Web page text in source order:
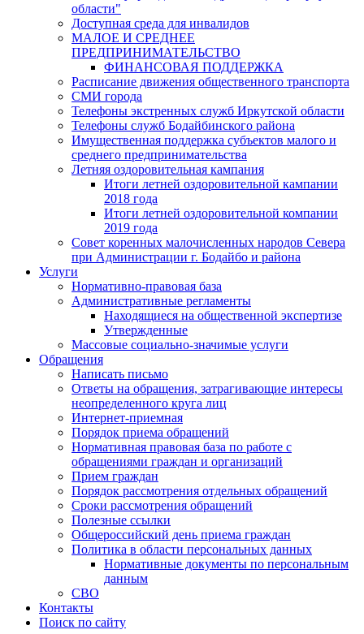
области"
Доступная среда для инвалидов
МАЛОЕ И СРЕДНЕЕ
ПРЕДПРИНИМАТЕЛЬСТВО
ФИНАНСОВАЯ ПОДДЕРЖКА
Расписание движения общественного транспорта
СМИ города
Телефоны экстренных служб Иркутской области
Телефоны служб Бодайбинского района
Имущественная поддержка субъектов малого и
среднего предпринимательства
Летняя оздоровительная кампания
Итоги летней оздоровительной кампании
2018 года
Итоги летней оздоровительной компании
2019 года
Совет коренных малочисленных народов Севера
при Администрации г. Бодайбо и района
Услуги
Нормативно-правовая база
Административные регламенты
Находящиеся на общественной экспертизе
Утвержденные
Массовые социально-значимые услуги
Обращения
Написать письмо
Ответы на обращения, затрагивающие интересы
неопределенного круга лиц
Интернет-приемная
Порядок приема обращений
Нормативная правовая база по работе с
обращениями граждан и организаций
Прием граждан
Порядок рассмотрения отдельных обращений
Сроки рассмотрения обращений
Полезные ссылки
Общероссийский день приема граждан
Политика в области персональных данных
Нормативные документы по персональным
данным
СВО
Контакты
Поиск по сайту